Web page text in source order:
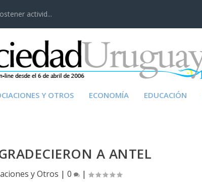
activid...
Y OTROS ECONOMÍA EDUCACIÓN
A ANTEL
y Otros |0 |